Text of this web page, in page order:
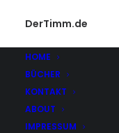
DerTimm.de
HOME
BÜCHER
KONTAKT
ABOUT
IMPRESSUM